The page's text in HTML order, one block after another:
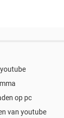
op pc
van youtube